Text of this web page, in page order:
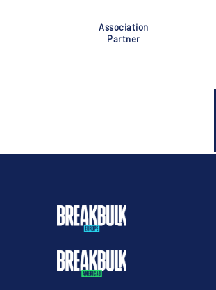
Association
Partner